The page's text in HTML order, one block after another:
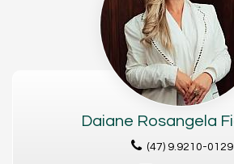
Daiane Rosangela
(47) 9.9210-0129